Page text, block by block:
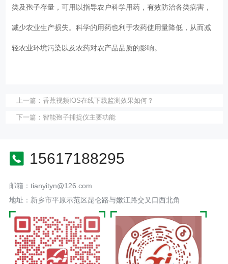
类及孢子存量，可用以指导农户科学用药，有效防治各类病害，
减少农业生产损失。科学的用药也利于农药使用量降低，从而减
轻农业环境污染以及农药对农产品品质的影响。
上一篇： 香蕉视频IOS在线下载监测效果如何？
下一篇： 智能孢子捕捉仪主要功能
15617188295
邮箱：tianyityn@126.com
地址：新乡市平原示范区昆仑路与嫩江路交叉口西北角